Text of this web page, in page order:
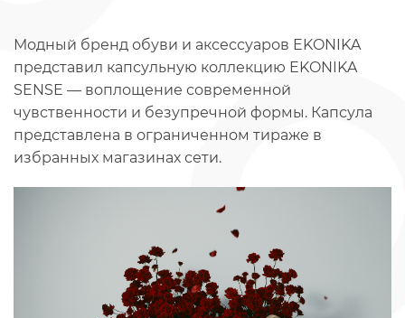
Модный бренд обуви и аксессуаров EKONIKA
представил капсульную коллекцию EKONIKA
SENSE — воплощение современной
чувственности и безупречной формы. Капсула
представлена в ограниченном тираже в
избранных магазинах сети.